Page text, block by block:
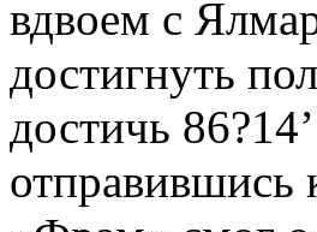
вдвоем с
достигнуть
достичь